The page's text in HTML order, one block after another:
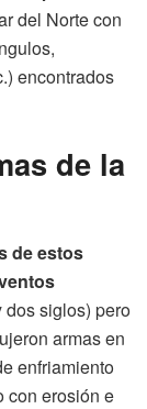
del Norte con
encontrados
de la
de estos
dos siglos) pero
armas en
enfriamiento
con erosión e